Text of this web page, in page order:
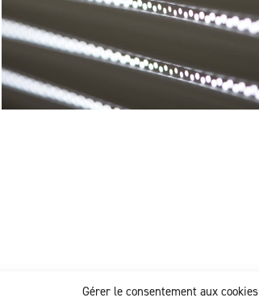
Gérer le consentement aux cookies